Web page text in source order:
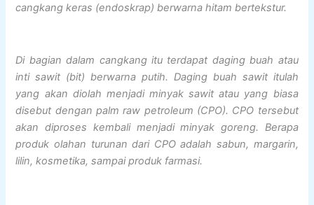
cangkang keras (endoskrap) berwarna hitam bertekstur.
Di bagian dalam cangkang itu terdapat daging buah atau
inti sawit (bit) berwarna putih. Daging buah sawit itulah
yang akan diolah menjadi minyak sawit atau yang biasa
disebut dengan palm raw petroleum (CPO). CPO tersebut
akan diproses kembali menjadi minyak goreng. Berapa
produk olahan turunan dari CPO adalah sabun, margarin,
lilin, kosmetika, sampai produk farmasi.